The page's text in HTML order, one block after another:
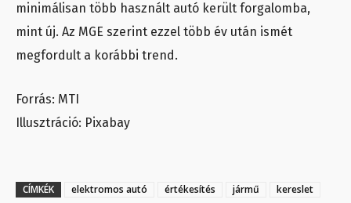
minimálisan több használt autó került forgalomba,
mint új. Az MGE szerint ezzel több év után ismét
megfordult a korábbi trend.
Forrás: MTI
Illusztráció: Pixabay
CÍMKÉK elektromos autó értékesítés jármű
kereslet